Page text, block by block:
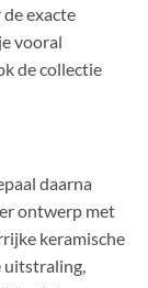
exacte
vooral
de collectie
daarna
ontwerp met
keramische
uitstraling,